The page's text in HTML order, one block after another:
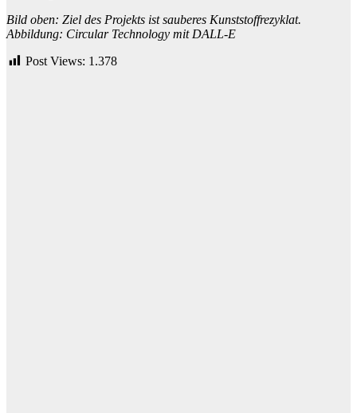
Bild oben: Ziel des Projekts ist sauberes Kunststoffrezyklat.
Abbildung: Circular Technology mit DALL-E
Post Views: 1.378